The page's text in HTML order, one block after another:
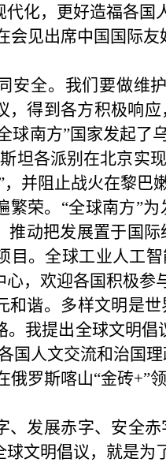
化，更好造福各国
会见出席中国国际
安全。我们要做维
，得到各方积极响
球南方”国家发起
坦各派别在北京实
，并阻止战火在黎
荣。 “全球南方”
推动把发展置于国
目。全球工业人工
心，欢迎各国积极参
和谐。多样文明是
。我提出全球文明
国人文交流和治国
俄罗斯喀山“金砖+”
、发展赤字、安全
文明倡议，就是